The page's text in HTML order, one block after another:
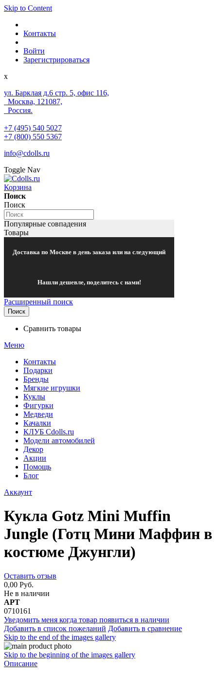
Skip to Content
Контакты
Войти
Зарегистрироваться
x
ул. Барклая д.6 стр. 5, офис 116,
Москва, 121087,
Россия.
+7 (495) 540 5027
+7 (800) 550 5367
info@cdolls.ru
Toggle Nav
Корзина
Поиск
Поиск
Популярные совпадения
Товары
Доставка по Москве в день заказа или на следующий
Нашли дешевле, поделитесь с нами!
Расширенный поиск
Поиск
Сравнить товары
Меню
Контакты
Подарки
Бренды
Мягкие игрушки
Куклы
Фигурки
Медведи
Качалки
КЛУБ Cdolls.ru
Модели автомобилей
Декор
Акции
Помощь
Блог
Аккаунт
Кукла Gotz Mini Muffin
Jungle (Готц Мини Маффин в
костюме Джунгли)
Оставить отзыв
0,00 Руб.
Не в наличии
АРТ
0710161
Уведомить меня когда товар появиться в наличии
Добавить в список пожеланий Добавить в сравнение
Skip to the end of the images gallery
Skip to the beginning of the images gallery
Описание